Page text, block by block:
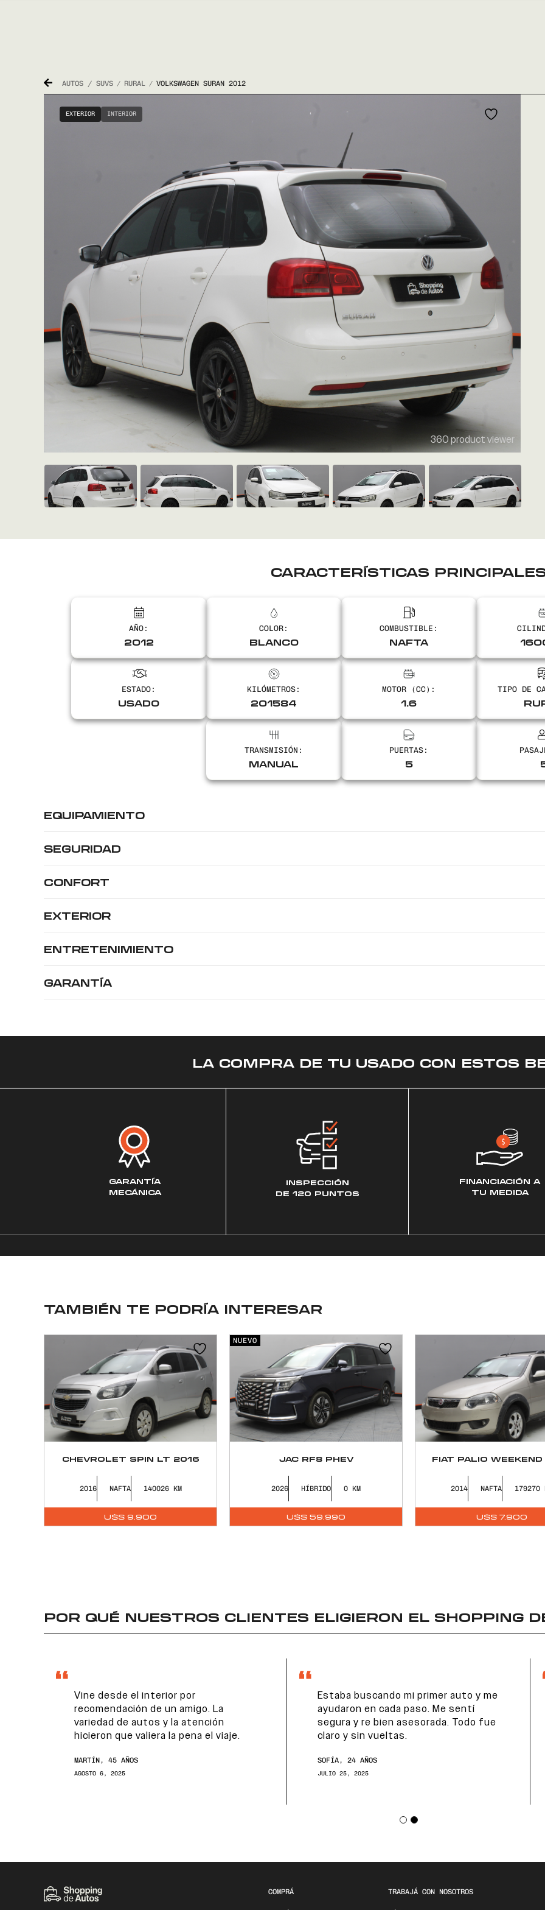
AUTOS / SUVS / RURAL / VOLKSWAGEN SURAN 2012
EXTERIOR INTERIOR
360 product viewer
CARACTERÍSTICAS
AÑO:
2012
COLOR:
BLANCO
COMBUSTIBLE:
NAFTA
ESTADO:
USADO
KILÓMETROS:
201584
MOTOR (CC):
1.6
TIPO DE
TRANSMISIÓN:
MANUAL
PUERTAS:
5
EQUIPAMIENTO
SEGURIDAD
CONFORT
EXTERIOR
ENTRETENIMIENTO
GARANTÍA
LA COMPRA DE TU USADO CON ESTOS
GARANTÍA
MECÁNICA
INSPECCIÓN
DE 120 PUNTOS
FINANCIACIÓN A
TU MEDIDA
TAMBIÉN TE PODRÍA INTERESAR
CHEVROLET SPIN LT 2016
2016 NAFTA 140026
U$S 9.900
JAC RF8 PHEV
2026 HÍBRIDO 0
U$S 59.990
NUEVO
FIAT PALIO
2014 NAFTA 179270
U$S 7.900
POR QUÉ NUESTROS CLIENTES ELIGIERON EL SHOPPING
Vine desde el interior por
recomendación de un amigo. La
variedad de autos y la atención
hicieron que valiera la pena el viaje.
MARTÍN, 45 AÑOS
AGOSTO 6, 2025
Estaba buscando mi primer auto y me
ayudaron en cada paso. Me sentí
segura y re bien asesorada. Todo fue
claro y sin vueltas.
SOFÍA, 24 AÑOS
JULIO 25, 2025
COMPRÁ TRABAJÁ CON NOSOTROS